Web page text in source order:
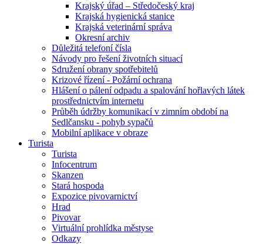
Krajský úřad – Středočeský kraj
Krajská hygienická stanice
Krajská veterinární správa
Okresní archiv
Důležitá telefoní čísla
Návody pro řešení životních situací
Sdružení obrany spotřebitelů
Krizové řízení - Požární ochrana
Hlášení o pálení odpadu a spalování hořlavých látek
prostřednictvím internetu
Průběh údržby komunikací v zimním období na
Sedlčansku - pohyb sypačů
Mobilní aplikace v obraze
Turista
Turista
Infocentrum
Skanzen
Stará hospoda
Expozice pivovarnictví
Hrad
Pivovar
Virtuální prohlídka městyse
Odkazy